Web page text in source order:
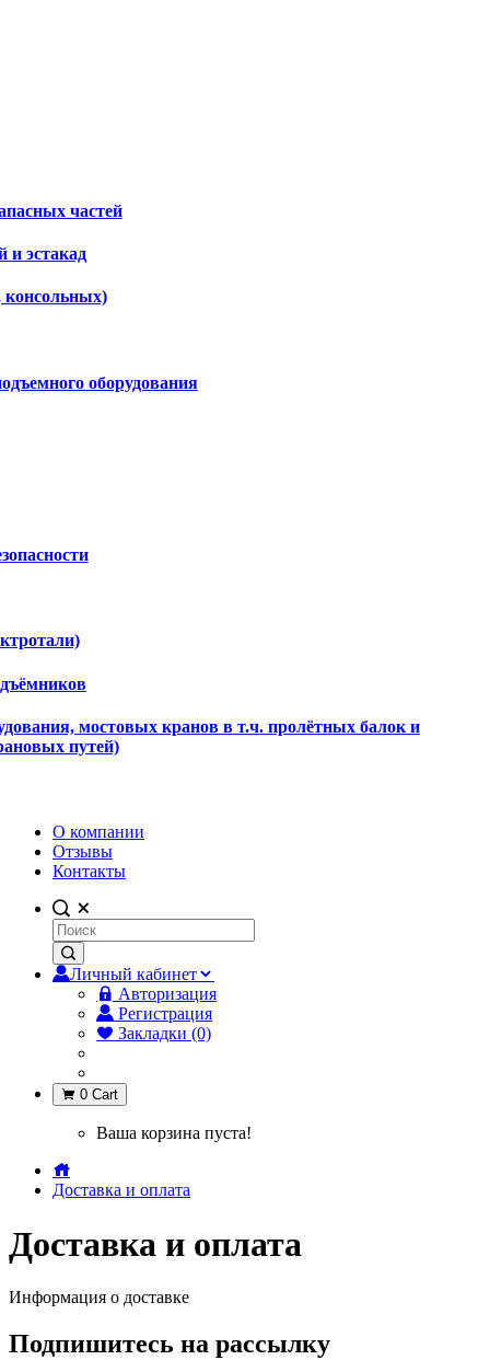
частей
и эстакад
консольных)
оборудования
мостовых кранов в т.ч. пролётных балок и
путей)
О компании
Отзывы
Контакты
Личный кабинет
Авторизация
Регистрация
Закладки (0)
0 Cart
Ваша корзина пуста!
Доставка и оплата
Доставка и оплата
Информация о доставке
Подпишитесь на рассылку